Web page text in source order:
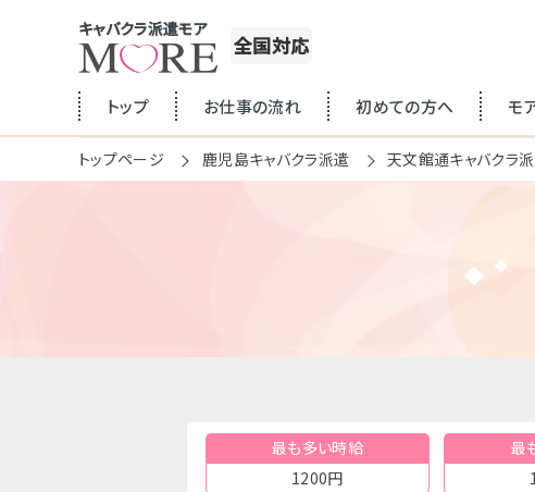
キャバクラ派遣モア
全国対応
トップ お仕事の流れ 初めての方へ モ
トップページ 鹿児島キャバクラ派遣 天文館通キャバクラ
最も多い時給
1200円
最